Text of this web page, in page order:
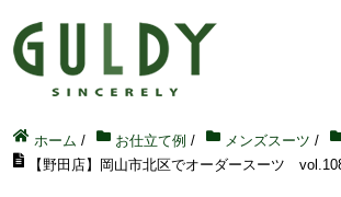
ホーム / お仕立て例 / メンズスーツ /
【野田店】岡山市北区でオーダースーツ